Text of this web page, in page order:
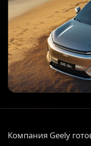
Компания Geely